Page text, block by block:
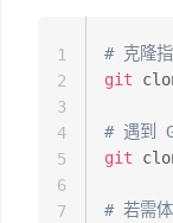
# 克隆
git
# 遇到
git
# 若需
1
2
3
4
5
6
7